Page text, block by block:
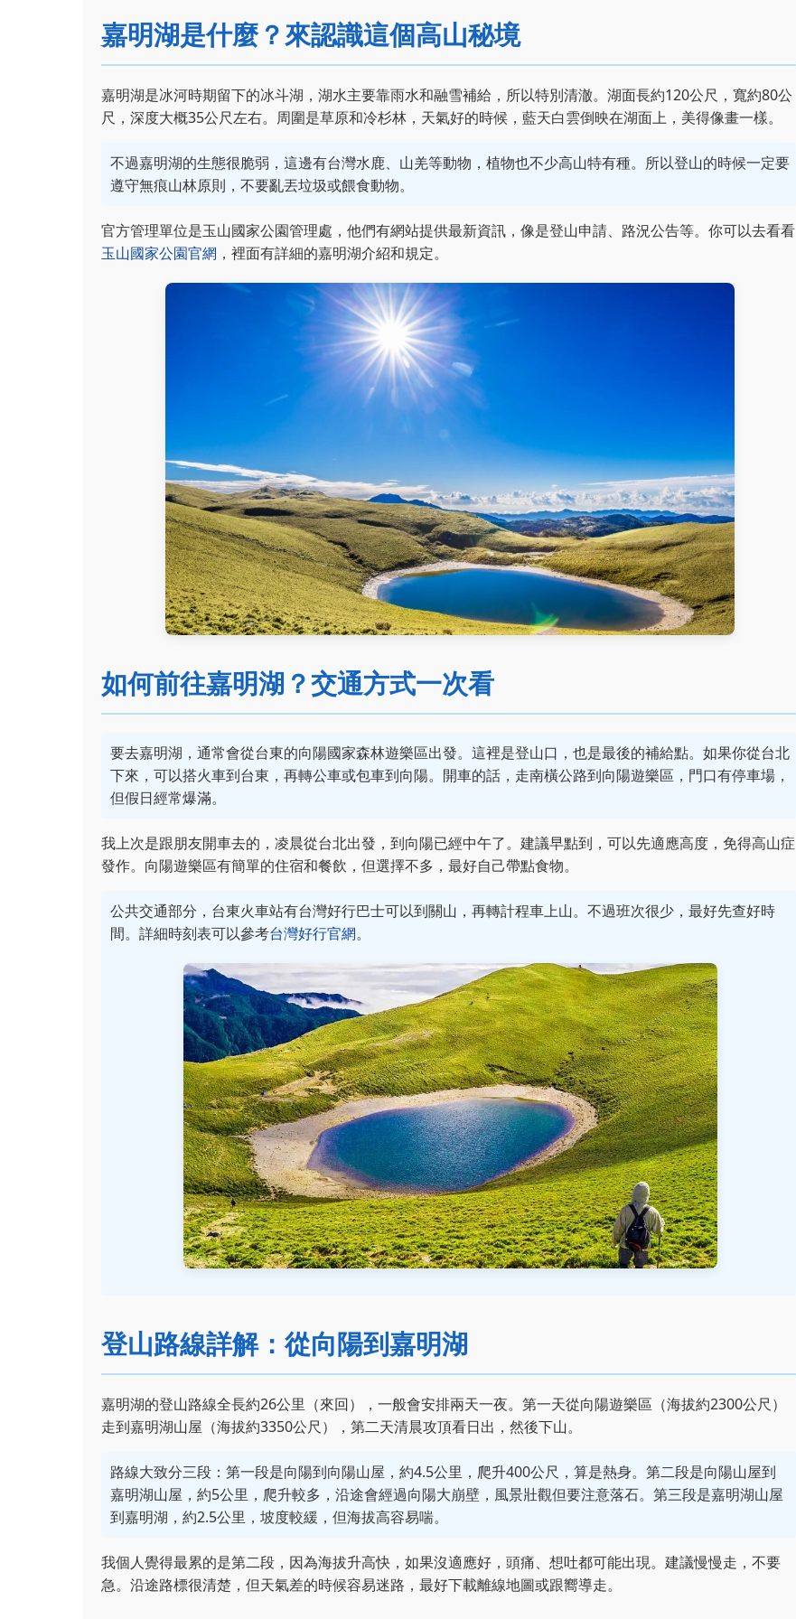
嘉明湖是什麼？來認識這個高山秘境
嘉明湖是冰河時期留下的冰斗湖，湖水主要靠雨水和融雪補給，所以特別清澈。湖面長約120公尺，寬約80公
尺，深度大概35公尺左右。周圍是草原和冷杉林，天氣好的時候，藍天白雲倒映在湖面上，美得像畫一樣。
不過嘉明湖的生態很脆弱，這邊有台灣水鹿、山羌等動物，植物也不少高山特有種。所以登山的時候一定要
遵守無痕山林原則，不要亂丟垃圾或餵食動物。
官方管理單位是玉山國家公園管理處，他們有網站提供最新資訊，像是登山申請、路況公告等。你可以去看看
玉山國家公園官網 ，裡面有詳細的嘉明湖介紹和規定。
如何前往嘉明湖？交通方式一次看
要去嘉明湖，通常會從台東的向陽國家森林遊樂區出發。這裡是登山口，也是最後的補給點。如果你從台北
下來，可以搭火車到台東，再轉公車或包車到向陽。開車的話，走南橫公路到向陽遊樂區，門口有停車場，
但假日經常爆滿。
我上次是跟朋友開車去的，凌晨從台北出發，到向陽已經中午了。建議早點到，可以先適應高度，免得高山症
發作。向陽遊樂區有簡單的住宿和餐飲，但選擇不多，最好自己帶點食物。
公共交通部分，台東火車站有台灣好行巴士可以到關山，再轉計程車上山。不過班次很少，最好先查好時
間。詳細時刻表可以參考台灣好行官網。
登山路線詳解：從向陽到嘉明湖
嘉明湖的登山路線全長約26公里（來回），一般會安排兩天一夜。第一天從向陽遊樂區（海拔約2300公尺）
走到嘉明湖山屋（海拔約3350公尺），第二天清晨攻頂看日出，然後下山。
路線大致分三段：第一段是向陽到向陽山屋，約4.5公里，爬升400公尺，算是熱身。第二段是向陽山屋到
嘉明湖山屋，約5公里，爬升較多，沿途會經過向陽大崩壁，風景壯觀但要注意落石。第三段是嘉明湖山屋
到嘉明湖，約2.5公里，坡度較緩，但海拔高容易喘。
我個人覺得最累的是第二段，因為海拔升高快，如果沒適應好，頭痛、想吐都可能出現。建議慢慢走，不要
急。沿途路標很清楚，但天氣差的時候容易迷路，最好下載離線地圖或跟嚮導走。